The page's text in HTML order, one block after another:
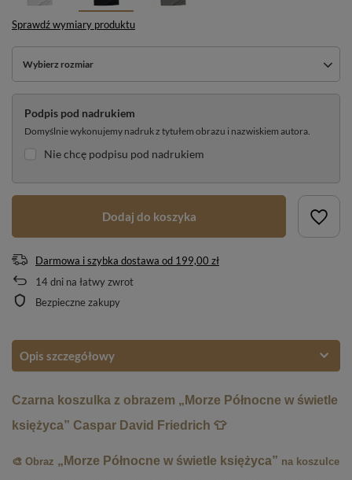
Sprawdź wymiary produktu
Wybierz rozmiar
Podpis pod nadrukiem
Domyślnie wykonujemy nadruk z tytułem obrazu i nazwiskiem autora.
Nie chcę podpisu pod nadrukiem
Dodaj do koszyka
Darmowa i szybka dostawa od 199,00 zł
14dni na łatwy zwrot
Bezpieczne zakupy
Opis szczegółowy
Czarna koszulka z obrazem „Morze Północne w świetle
księżyca” Caspar David Friedrich 👕
🎨 Obraz „Morze Północne w świetle księżyca” na koszulce